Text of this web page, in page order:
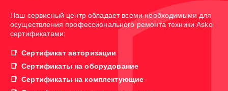
Наш сервисный центр обладает всеми необходимыми для
осуществления профессионального ремонта техники Asko
сертификатами:
Сертификат авторизации
Сертификаты на оборудование
Сертификаты на комплектующие